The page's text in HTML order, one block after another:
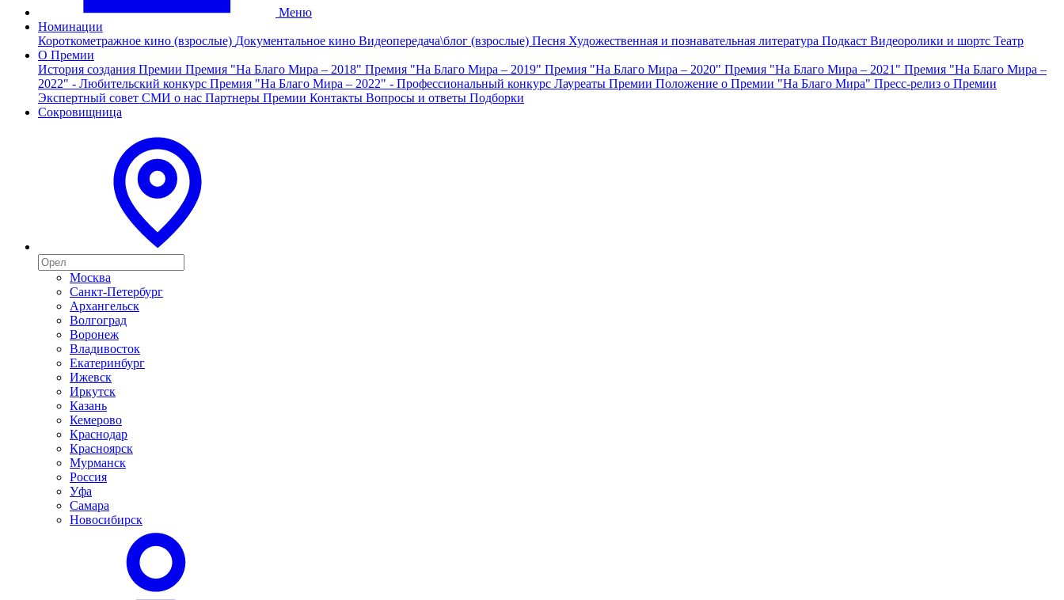
Меню
Номинации
Короткометражное кино (взрослые) Документальное кино Видеопередача\блог (взрослые) Песня Художественная и познавательная литература Подкаст Видеоролики и шортс Театр
О Премии
История создания Премии Премия "На Благо Мира – 2018" Премия "На Благо Мира – 2019" Премия "На Благо Мира – 2020" Премия "На Благо Мира – 2021" Премия "На Благо Мира –
2022" - Любительский конкурс Премия "На Благо Мира – 2022" - Профессиональный конкурс Лауреаты Премии Положение о Премии "На Благо Мира" Пресс-релиз о Премии
Экспертный совет СМИ о нас Партнеры Премии Контакты Вопросы и ответы Подборки
Сокровищница
Москва
Санкт-Петербург
Архангельск
Волгоград
Воронеж
Владивосток
Екатеринбург
Ижевск
Иркутск
Казань
Кемерово
Краснодар
Красноярск
Мурманск
Россия
Уфа
Самара
Новосибирск